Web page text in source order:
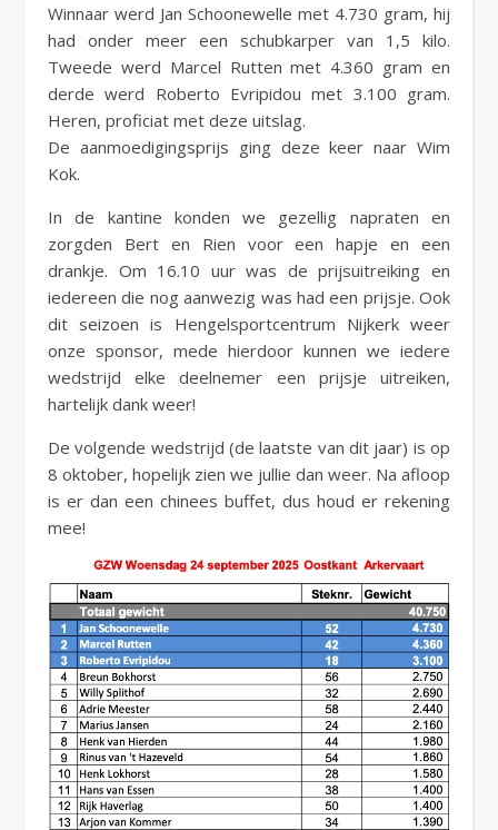
Winnaar werd Jan Schoonewelle met 4.730 gram, hij
had onder meer een schubkarper van 1,5 kilo.
Tweede werd Marcel Rutten met 4.360 gram en
derde werd Roberto Evripidou met 3.100 gram.
Heren, proficiat met deze uitslag.
De aanmoedigingsprijs ging deze keer naar Wim
Kok.
In de kantine konden we gezellig napraten en
zorgden Bert en Rien voor een hapje en een
drankje. Om 16.10 uur was de prijsuitreiking en
iedereen die nog aanwezig was had een prijsje. Ook
dit seizoen is Hengelsportcentrum Nijkerk weer
onze sponsor, mede hierdoor kunnen we iedere
wedstrijd elke deelnemer een prijsje uitreiken,
hartelijk dank weer!
De volgende wedstrijd (de laatste van dit jaar) is op
8 oktober, hopelijk zien we jullie dan weer. Na afloop
is er dan een chinees buffet, dus houd er rekening
mee!